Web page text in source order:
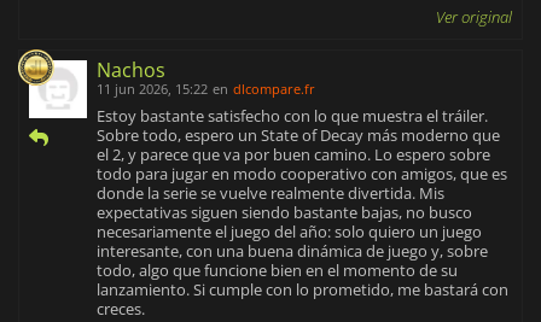
Ver original
Nachos
11 jun 2026, 15:22 en dlcompare.fr
Estoy bastante satisfecho con lo que muestra el tráiler.
Sobre todo, espero un State of Decay más moderno que
el 2, y parece que va por buen camino. Lo espero sobre
todo para jugar en modo cooperativo con amigos, que es
donde la serie se vuelve realmente divertida. Mis
expectativas siguen siendo bastante bajas, no busco
necesariamente el juego del año: solo quiero un juego
interesante, con una buena dinámica de juego y, sobre
todo, algo que funcione bien en el momento de su
lanzamiento. Si cumple con lo prometido, me bastará con
creces.